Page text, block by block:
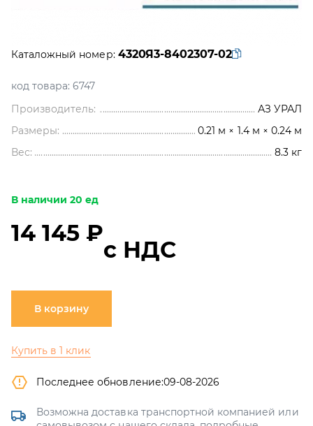
Каталожный номер: 4320Я3-8402307-02
код товара: 6747
Производитель:
АЗ УРАЛ
Размеры:
0.21 м × 1.4 м × 0.24 м
Вес:
8.3 кг
В наличии 20 ед
14 145 ₽
с НДС
В корзину
Купить в 1 клик
Последнее обновление:09-08-2026
Возможна доставка транспортной компанией или